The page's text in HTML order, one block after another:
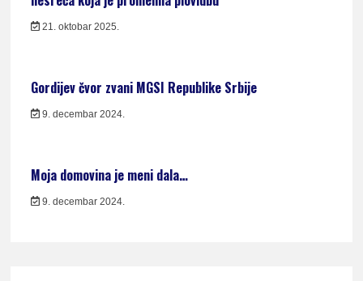
21. oktobar 2025.
Gordijev čvor zvani MGSI Republike Srbije
9. decembar 2024.
Moja domovina je meni dala…
9. decembar 2024.